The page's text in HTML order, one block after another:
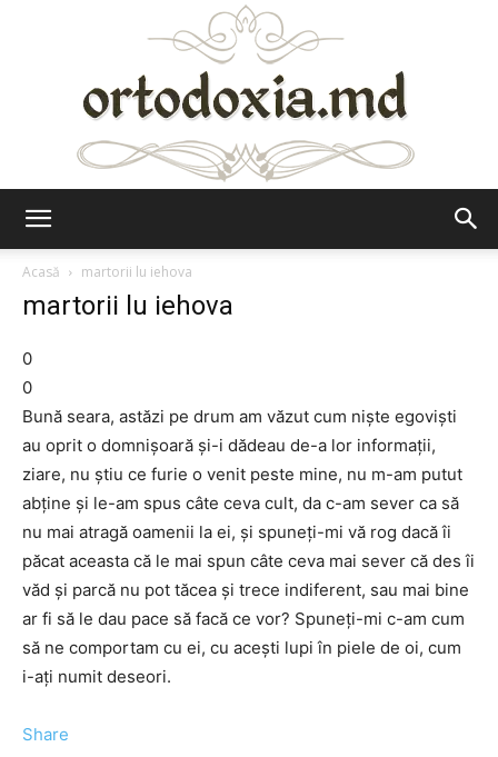
Acasă
martorii lu iehova
martorii lu iehova
0
0
Bună seara, astăzi pe drum am văzut cum niște egoviști
au oprit o domnișoară și-i dădeau de-a lor informații,
ziare, nu știu ce furie o venit peste mine, nu m-am putut
abține și le-am spus câte ceva cult, da c-am sever ca să
nu mai atragă oamenii la ei, și spuneți-mi vă rog dacă îi
păcat aceasta că le mai spun câte ceva mai sever că des îi
văd și parcă nu pot tăcea și trece indiferent, sau mai bine
ar fi să le dau pace să facă ce vor? Spuneți-mi c-am cum
să ne comportam cu ei, cu acești lupi în piele de oi, cum
i-ați numit deseori.
Share